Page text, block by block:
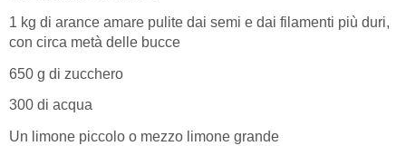
1 kg di arance amare pulite dai semi e dai filamenti più duri,
con circa metà delle bucce
650 g di zucchero
300 di acqua
Un limone piccolo o mezzo limone grande